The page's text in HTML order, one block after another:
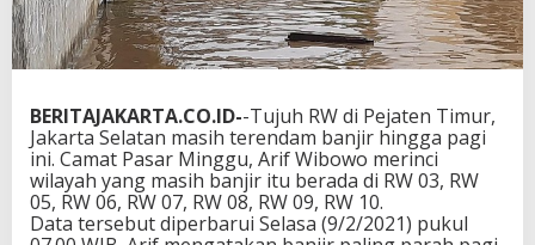
BERITAJAKARTA.CO.ID--Tujuh RW di Pejaten Timur,
Jakarta Selatan masih terendam banjir hingga pagi
ini. Camat Pasar Minggu, Arif Wibowo merinci
wilayah yang masih banjir itu berada di RW 03, RW
05, RW 06, RW 07, RW 08, RW 09, RW 10.
Data tersebut diperbarui Selasa (9/2/2021) pukul